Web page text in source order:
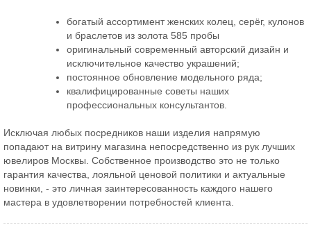
богатый ассортимент женских колец, серёг, кулонов
и браслетов из золота 585 пробы
оригинальный современный авторский дизайн и
исключительное качество украшений;
постоянное обновление модельного ряда;
квалифицированные советы наших
профессиональных консультантов.
Исключая любых посредников наши изделия напрямую
попадают на витрину магазина непосредственно из рук лучших
ювелиров Москвы. Собственное производство это не только
гарантия качества, лояльной ценовой политики и актуальные
новинки, - это личная заинтересованность каждого нашего
мастера в удовлетворении потребностей клиента.